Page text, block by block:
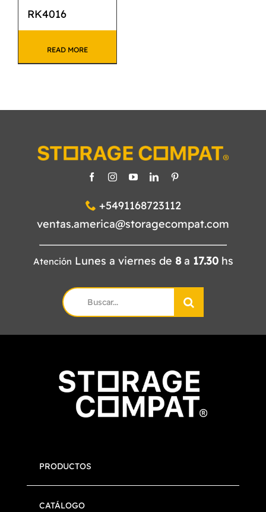
RK4016
READ MORE
+5491168723112
ventas.america@storagecompat.com
Atención Lunes a viernes de 8a 17.30hs
Search
for:
PRODUCTOS
CATÁLOGO